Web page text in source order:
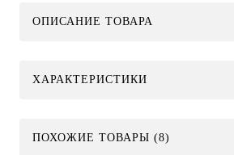
ОПИСАНИЕ ТОВАРА
ХАРАКТЕРИСТИКИ
ПОХОЖИЕ ТОВАРЫ (8)